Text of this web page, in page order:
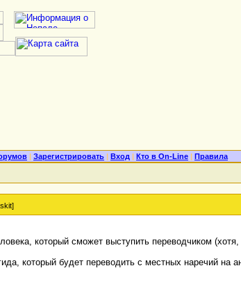
| Зарегистрировать | Вход | Кто в On-Line | Правила
который сможет выступить переводчиком
который будет переводить с местных наречий на